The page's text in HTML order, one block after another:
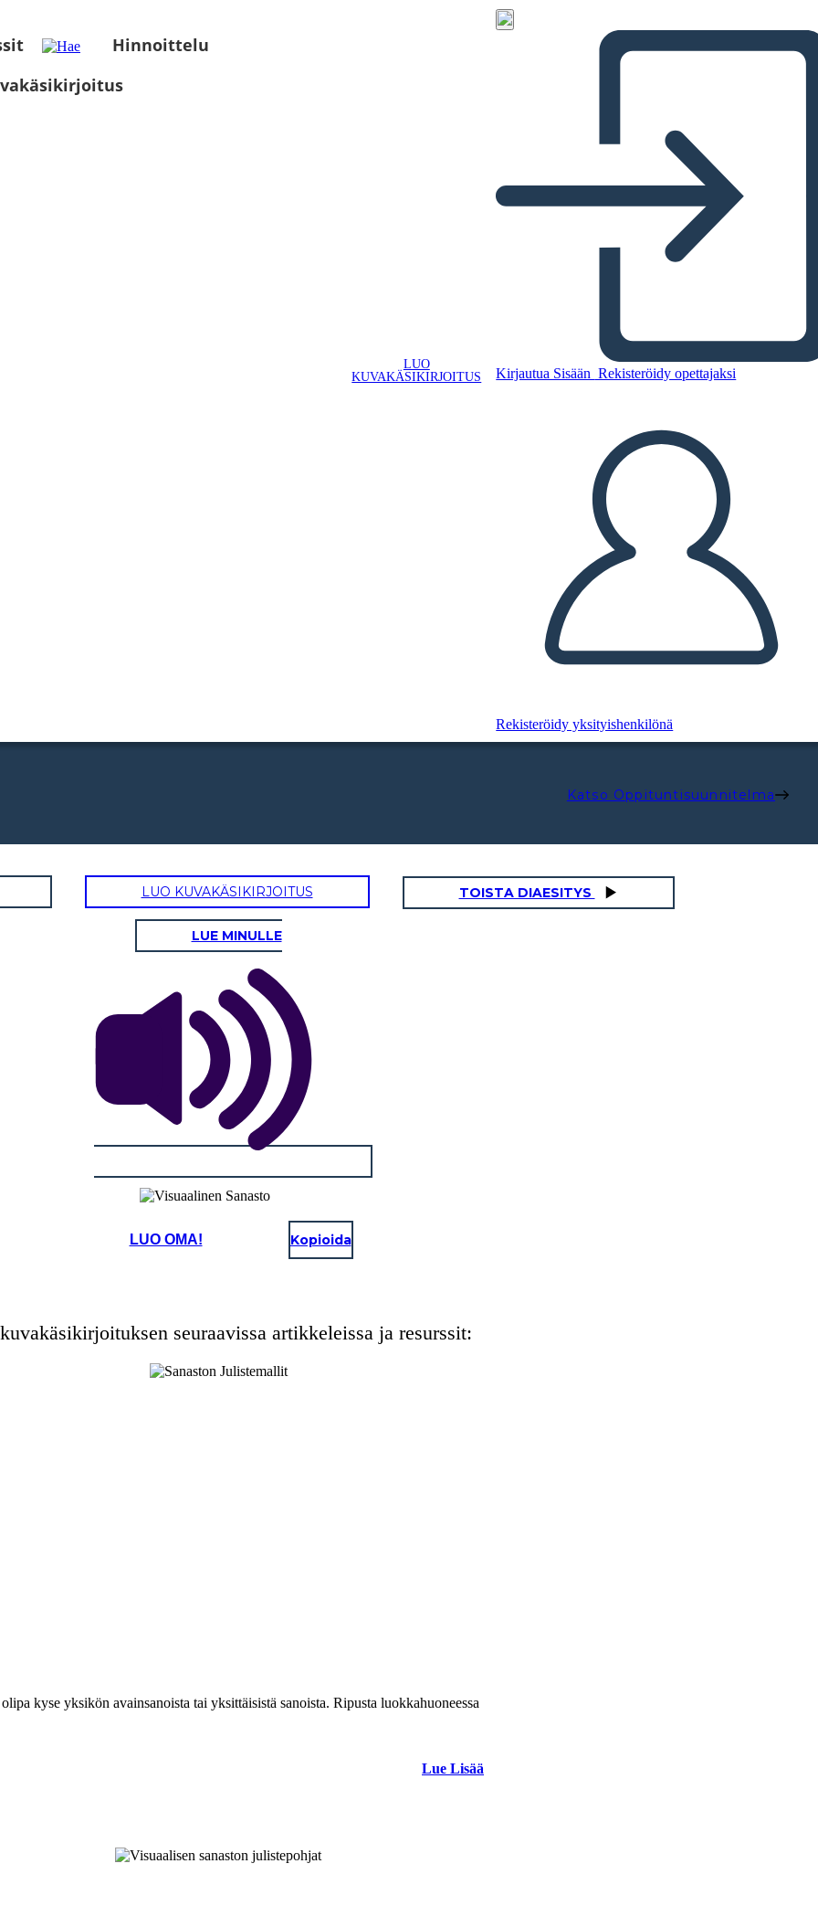
Hinnoittelu
LUO
KUVAKÄSIKIRJOITUS
Kirjautua Sisään Rekisteröidy opettajaksi
Rekisteröidy yksityishenkilönä
Katso Oppituntisuunnitelma
LUO KUVAKÄSIKIRJOITUS TOISTA DIAESITYS
LUE MINULLE
LUO OMA! Kopioida
seuraavissa artikkeleissa ja resurssit:
kyse yksikön avainsanoista tai yksittäisistä sanoista. Ripusta luokkahuoneessa
Lue Lisää